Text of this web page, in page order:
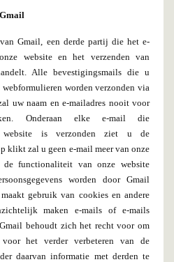
Gmail
Gmail, een derde partij die het e-
website en het verzenden van
Alle bevestigingsmails die u
worden verzonden via
uw naam en e-mailadres nooit voor
Onderaan elke e-mail die
website is verzonden ziet u de
klikt zal u geen e-mail meer van onze
functionaliteit van onze website
worden door Gmail
gebruik van cookies en andere
maken e-mailsof e-mails
behoudt zich het recht voor om
voor het verderverbeteren van de
daarvan informatie met derden te